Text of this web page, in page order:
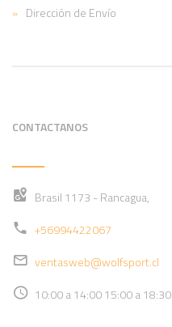
Dirección de Envío
CONTACTANOS
Brasil 1173 - Rancagua,
+56994422067
ventasweb@wolfsport.cl
10:00 a 14:00 15:00 a 18:30